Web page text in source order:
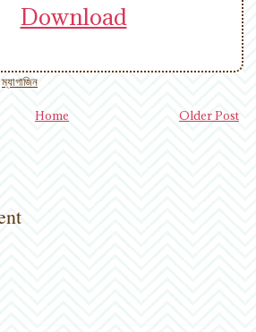
Download
ম্যাগাজিন
Older Post
Home